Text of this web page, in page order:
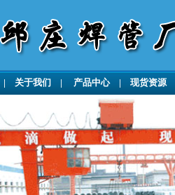
关于我们 | 产品中心| 现货资源